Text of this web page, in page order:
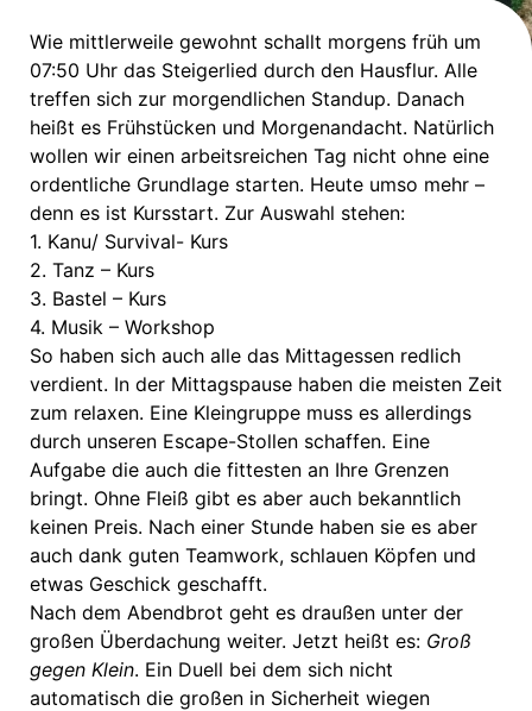
Wie mittlerweile gewohnt schallt morgens früh um
07:50 Uhr das Steigerlied durch den Hausflur. Alle
treffen sich zur morgendlichen Standup. Danach
heißt es Frühstücken und Morgenandacht. Natürlich
wollen wir einen arbeitsreichen Tag nicht ohne eine
ordentliche Grundlage starten. Heute umso mehr –
denn es ist Kursstart. Zur Auswahl stehen:
1. Kanu/ Survival- Kurs
2. Tanz – Kurs
3. Bastel – Kurs
4. Musik – Workshop
So haben sich auch alle das Mittagessen redlich
verdient. In der Mittagspause haben die meisten Zeit
zum relaxen. Eine Kleingruppe muss es allerdings
durch unseren Escape-Stollen schaffen. Eine
Aufgabe die auch die fittesten an Ihre Grenzen
bringt. Ohne Fleiß gibt es aber auch bekanntlich
keinen Preis. Nach einer Stunde haben sie es aber
auch dank guten Teamwork, schlauen Köpfen und
etwas Geschick geschafft.
Nach dem Abendbrot geht es draußen unter der
großen Überdachung weiter. Jetzt heißt es: Groß
gegen Klein. Ein Duell bei dem sich nicht
automatisch die großen in Sicherheit wiegen